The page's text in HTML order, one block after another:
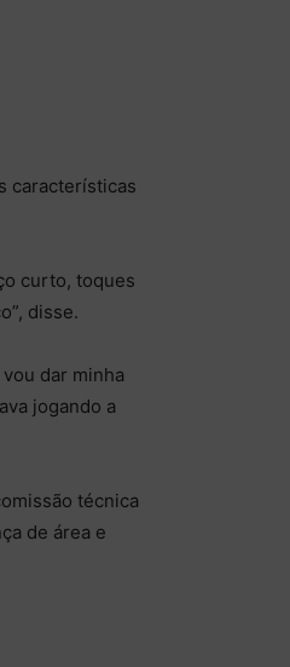
características
curto, toques
disse.
dar minha
jogando a
técnica
de área e